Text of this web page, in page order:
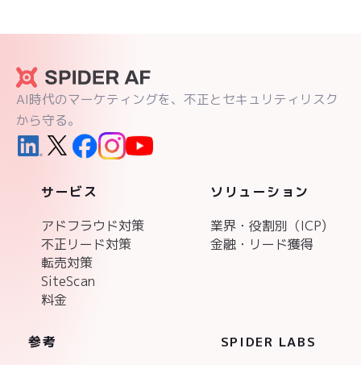
AI時代のマーケティングを、不正とセキュリティリスク
から守る。
サービス
アドフラウド対策
不正リード対策
転売対策
SiteScan
料金
ソリューション
業界・役割別（ICP)
金融・リード獲得
参考
SPIDER LABS